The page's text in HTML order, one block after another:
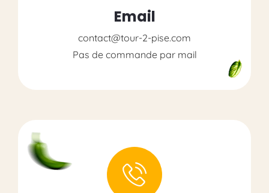
Email
contact@tour-2-pise.com
Pas de commande par mail